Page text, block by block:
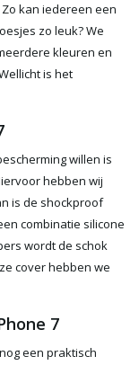
kan iedereen een
zo leuk? We
kleuren en
is het
willen is
hebben wij
is de shockproof
combinatie silicone
wordt de schok
cover hebben we
7
een praktisch